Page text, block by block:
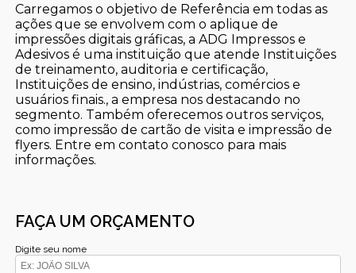
Carregamos o objetivo de Referência em todas as
ações que se envolvem com o aplique de
impressões digitais gráficas, a ADG Impressos e
Adesivos é uma instituição que atende Instituições
de treinamento, auditoria e certificação,
Instituições de ensino, indústrias, comércios e
usuários finais., a empresa nos destacando no
segmento. Também oferecemos outros serviços,
como impressão de cartão de visita e impressão de
flyers. Entre em contato conosco para mais
informações.
FAÇA UM ORÇAMENTO
Digite seu nome